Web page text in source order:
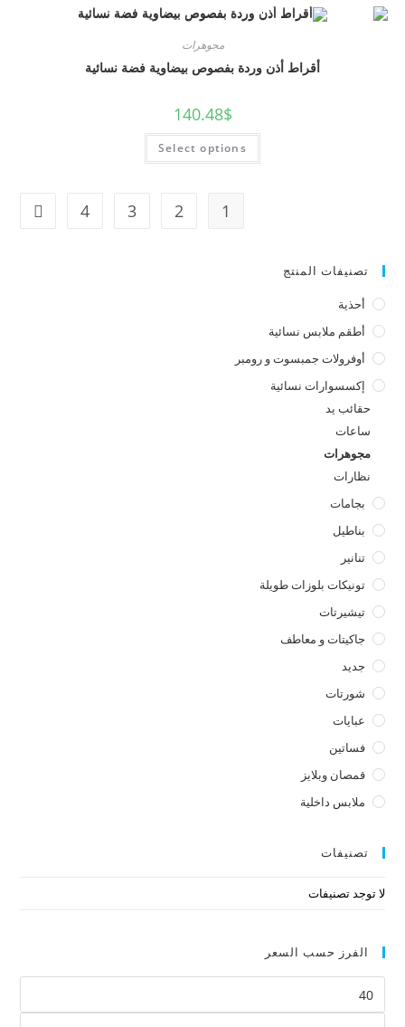
مجوهرات
أقراط أذن وردة بفصوص بيضاوية فضة نسائية
140.48$
Select options
1
2
3
4
تصنيفات المنتج
أحذية
أطقم ملابس نسائية
أوفرولات جمبسوت و رومبر
إكسسوارات نسائية
حقائب يد
ساعات
مجوهرات
نظارات
بجامات
بناطيل
تنانير
تونيكات بلوزات طويلة
تيشيرتات
جاكيتات و معاطف
جديد
شورتات
عبايات
فساتين
قمصان وبلايز
ملابس داخلية
تصنيفات
لا توجد تصنيفات
الفرز حسب السعر